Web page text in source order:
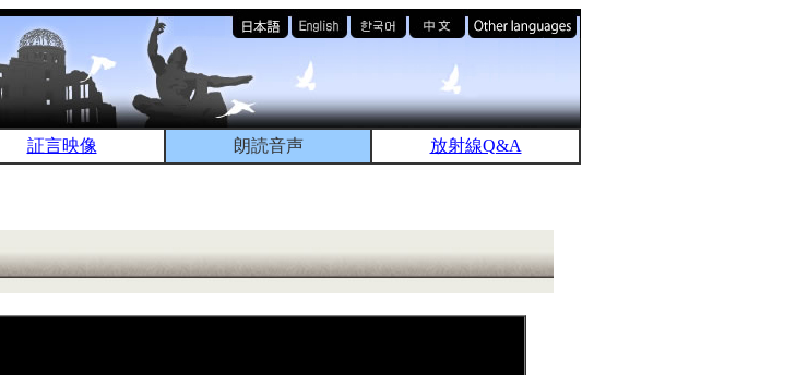
証言映像 朗読音声 放射線Q&A